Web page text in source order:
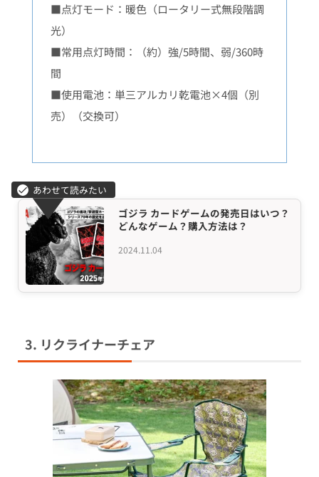
■点灯モード：暖色（ロータリー式無段階調
光）
■常用点灯時間：（約）強/5時間、弱/360時
間
■使用電池：単三アルカリ乾電池×4個（別
売）（交換可）
2024.11.04
ゴジラ カードゲームの発売日はいつ？
どんなゲーム？購入方法は？
3. リクライナーチェア